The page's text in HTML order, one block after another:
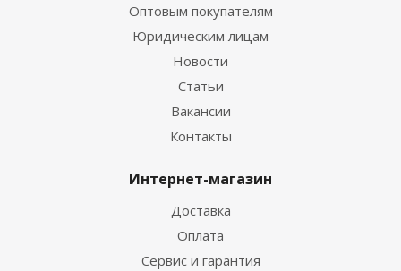
Оптовым покупателям
Юридическим лицам
Новости
Статьи
Вакансии
Контакты
Интернет-магазин
Доставка
Оплата
Сервис и гарантия